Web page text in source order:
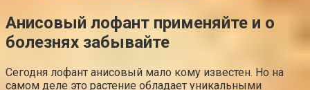
Анисовый лофант применяйте и о
болезнях забывайте
Сегодня лофант анисовый мало кому известен. Но на
самом деле это растение обладает уникальными